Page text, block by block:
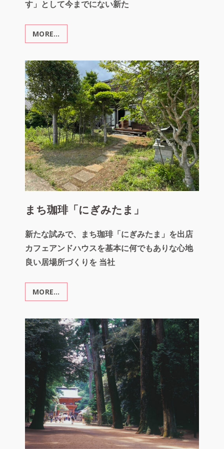
す」として今までにない新た
MORE…
施
設
「か
み
て
ら
す」
まち珈琲「にぎみたま」
新たな試みで、まち珈琲「にぎみたま」を出店
カフェアンドハウスを基本に何でもありな心地
良い居場所づくりを 当社
MORE…
珈
琲
「に
ぎ
み
た
ま」